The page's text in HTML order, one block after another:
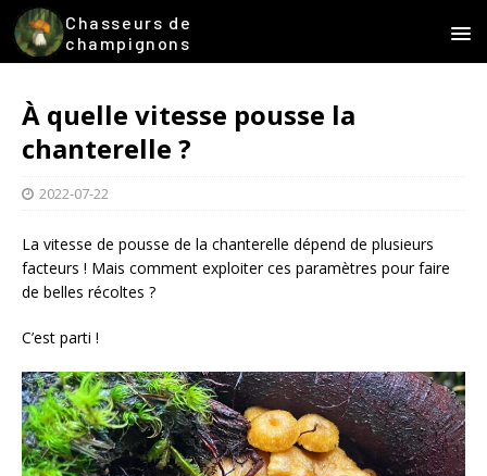
Chasseurs de
champignons
À quelle vitesse pousse la
chanterelle ?
2022-07-22
La vitesse de pousse de la chanterelle dépend de plusieurs
facteurs ! Mais comment exploiter ces paramètres pour faire
de belles récoltes ?
C’est parti !